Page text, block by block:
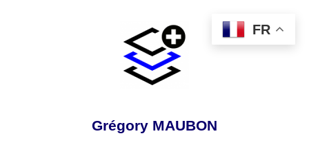
Grégory MAUBON
FR